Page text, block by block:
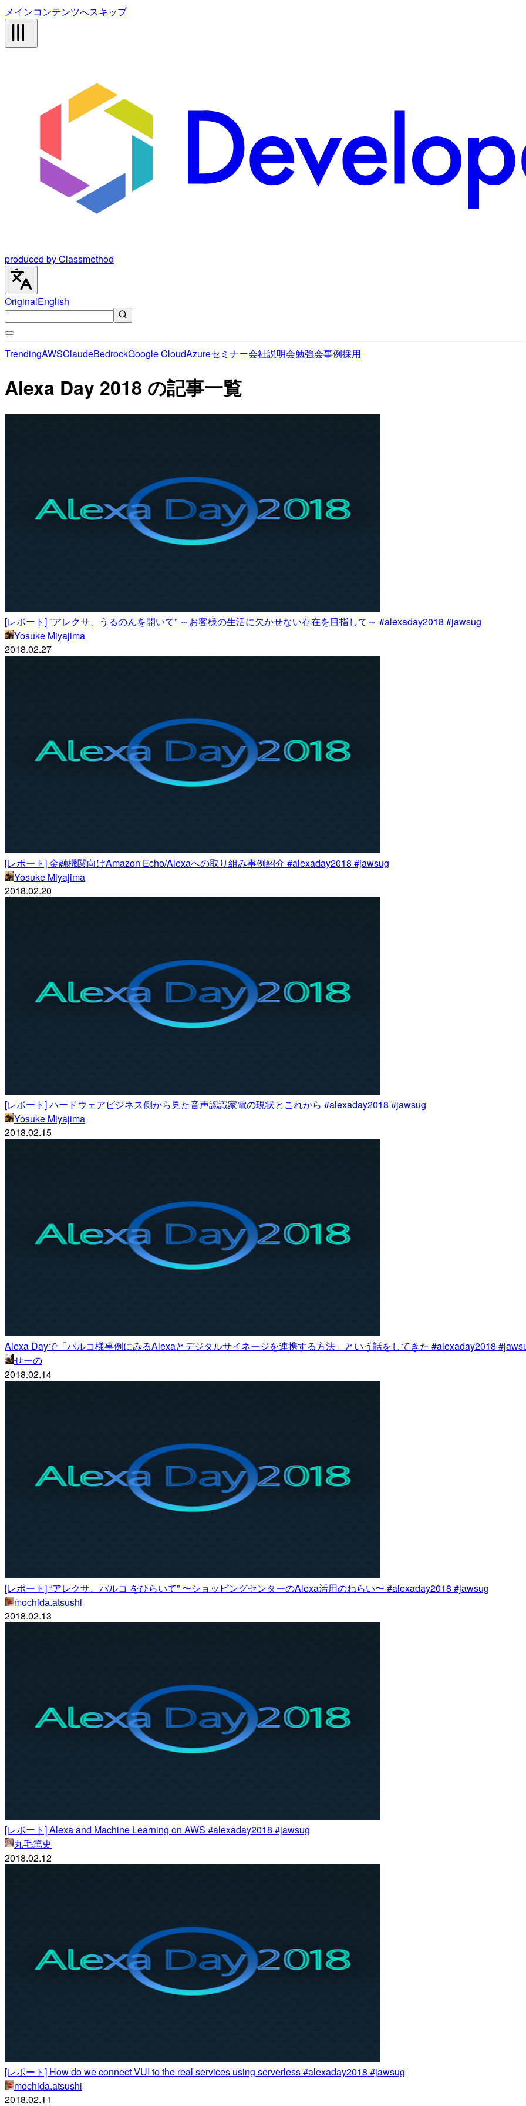
メインコンテンツへスキップ
produced by Classmethod
OriginalEnglish
TrendingAWSClaudeBedrockGoogle CloudAzureセミナー会社説明会勉強会事例採用
Alexa Day 2018 の記事一覧
[レポート] ”アレクサ、うるのんを開いて” ～お客様の生活に欠かせない存在を目指して～ #alexaday2018 #jawsug
Yosuke Miyajima
2018.02.27
[レポート] 金融機関向けAmazon Echo/Alexaへの取り組み事例紹介 #alexaday2018 #jawsug
Yosuke Miyajima
2018.02.20
[レポート] ハードウェアビジネス側から見た音声認識家電の現状とこれから #alexaday2018 #jawsug
Yosuke Miyajima
2018.02.15
Alexa Dayで「パルコ様事例にみるAlexaとデジタルサイネージを連携する方法」という話をしてきた #alexaday2018
せーの
2018.02.14
[レポート] “アレクサ、パルコ をひらいて” 〜ショッピングセンターのAlexa活用のねらい〜 #alexaday2018 #jawsug
mochida.atsushi
2018.02.13
[レポート] Alexa and Machine Learning on AWS #alexaday2018 #jawsug
丸毛篤史
2018.02.12
[レポート] How do we connect VUI to the real services using serverless #alexaday2018 #jawsug
mochida.atsushi
2018.02.11